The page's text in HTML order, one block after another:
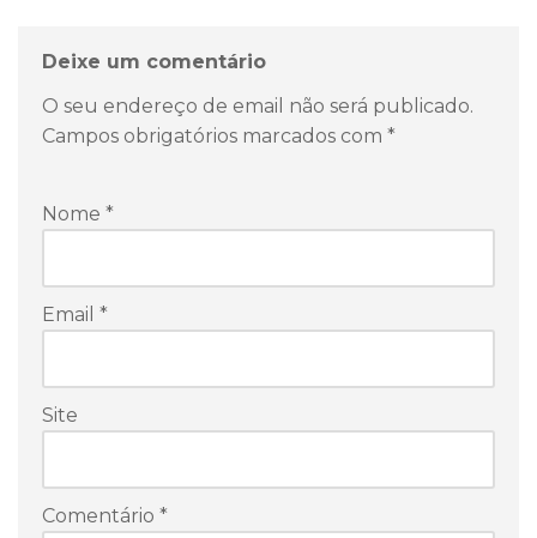
Deixe um comentário
O seu endereço de email não será publicado.
Campos obrigatórios marcados com *
Nome *
Email *
Site
Comentário *